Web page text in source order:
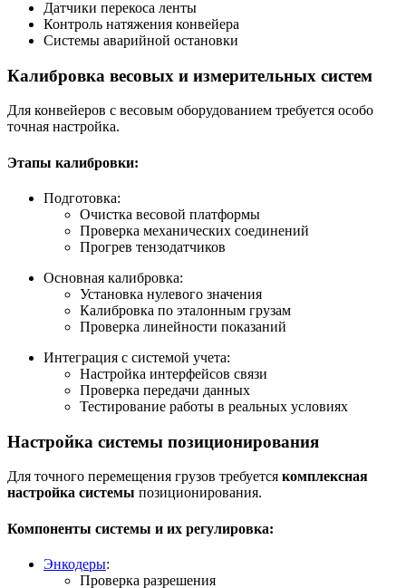
Датчики перекоса ленты
Контроль натяжения конвейера
Системы аварийной остановки
Калибровка весовых и измерительных систем
Для конвейеров с весовым оборудованием требуется особо
точная настройка.
Этапы калибровки:
Подготовка:
Очистка весовой платформы
Проверка механических соединений
Прогрев тензодатчиков
Основная калибровка:
Установка нулевого значения
Калибровка по эталонным грузам
Проверка линейности показаний
Интеграция с системой учета:
Настройка интерфейсов связи
Проверка передачи данных
Тестирование работы в реальных условиях
Настройка системы позиционирования
Для точного перемещения грузов требуется комплексная
настройка системы позиционирования.
Компоненты системы и их регулировка:
Энкодеры:
Проверка разрешения